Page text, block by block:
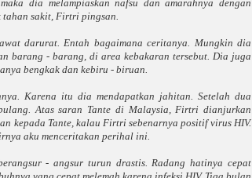
dia melampiaskan nafsu dan amarahnya dengan
sakit, Firtri pingsan.
darurat. Entah bagaimana ceritanya. Mungkin dia
barang - barang, di area kebakaran tersebut. Dia juga
bengkak dan kebiru - biruan.
Karena itu dia mendapatkan jahitan. Setelah dua
Atas saran Tante di Malaysia, Firtri dianjurkan
kepada Tante, kalau Firtri sebenarnya positif virus HIV.
aku menceritakan perihal ini.
- angsur turun drastis. Radang hatinya cepat